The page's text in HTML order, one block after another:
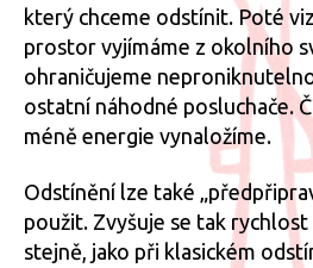
který chceme odstínit. Poté
prostor vyjímáme z okolního
ohraničujeme
ostatní náhodné posluchače.
méně energie vynaložíme.
Odstínění lze také
použit. Zvyšuje se tak
stejně, jako při klasickém